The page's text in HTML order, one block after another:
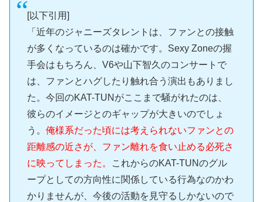
[以下引用]
「近年のジャニーズタレントは、ファンとの接触
が多くなっているのは確かです。Sexy Zoneの握
手会はもちろん、V6や山下智久のコンサートで
は、ファンとハグしたり触れ合う演出もありまし
た。今回のKAT-TUNがここまで騒がれたのは、
彼らのイメージとのギャップが大きいのでしょ
う。 俺様系だった頃には考えられないファンとの
距離感の近さが、ファン離れを食い止める必死さ
に映ってしまった。
これからのKAT-TUNのグル
ープとしての方向性に関係している行為なのかわ
かりませんが、今後の活動を見守るしかないので